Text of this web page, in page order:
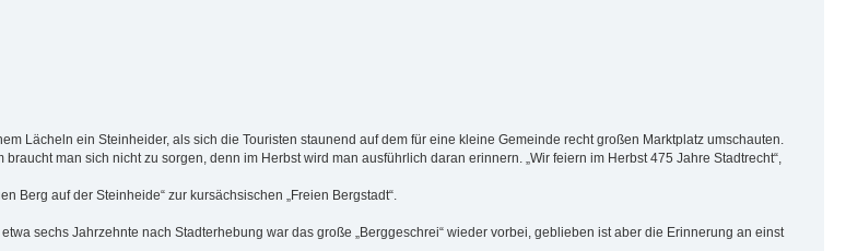
Lächeln ein Steinheider, als sich die Touristen staunend auf dem für eine kleine Gemeinde recht großen Marktplatz umschauten.
man sich nicht zu sorgen, denn im Herbst wird man ausführlich daran erinnern. „Wir feiern im Herbst 475 Jahre Stadtrecht“,
Berg auf der Steinheide“ zur kursächsischen „Freien Bergstadt“.
sechs Jahrzehnte nach Stadterhebung war das große „Berggeschrei“ wieder vorbei, geblieben ist aber die Erinnerung an einst